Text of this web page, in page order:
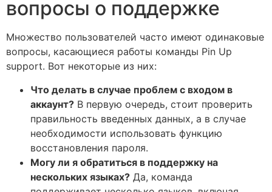
вопросы о поддержке
Множество пользователей часто имеют одинаковые
вопросы, касающиеся работы команды Pin Up
support. Вот некоторые из них:
Что делать в случае проблем с входом в
аккаунт? В первую очередь, стоит проверить
правильность введенных данных, а в случае
необходимости использовать функцию
восстановления пароля.
Могу ли я обратиться в поддержку на
нескольких языках? Да, команда